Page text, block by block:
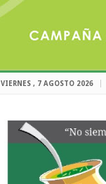
VIERNES , 7 AGOSTO 2026